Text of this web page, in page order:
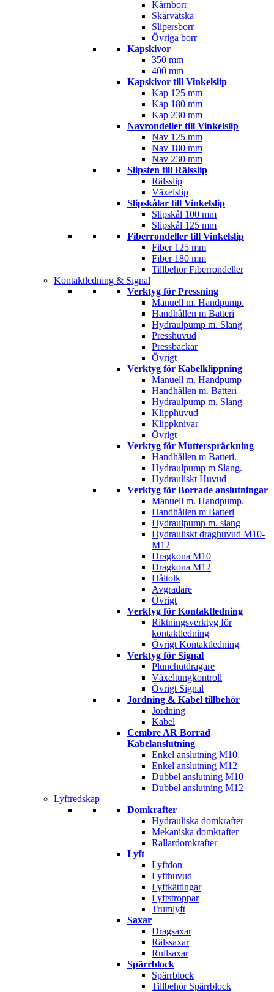
Kärnborr
Skärvätska
Slipersborr
Övriga borr
Kapskivor
350 mm
400 mm
Kapskivor till Vinkelslip
Kap 125 mm
Kap 180 mm
Kap 230 mm
Navrondeller till Vinkelslip
Nav 125 mm
Nav 180 mm
Nav 230 mm
Slipsten till Rälsslip
Rälsslip
Växelslip
Slipskålar till Vinkelslip
Slipskål 100 mm
Slipskål 125 mm
Fiberrondeller till Vinkelslip
Fiber 125 mm
Fiber 180 mm
Tillbehör Fiberrondeller
Kontaktledning & Signal
Verktyg för Pressning
Manuell m. Handpump.
Handhållen m Batteri
Hydraulpump m. Slang
Presshuvud
Pressbackar
Övrigt
Verktyg för Kabelklippning
Manuell m. Handpump
Handhållen m. Batteri
Hydraulpump m. Slang
Klipphuvud
Klippknivar
Övrigt
Verktyg för Mutterspräckning
Handhållen m Batteri.
Hydraulpump m Slang.
Hydrauliskt Huvud
Verktyg för Borrade anslutningar
Manuell m. Handpump.
Handhållen m Batteri
Hydraulpump m. slang
Hydrauliskt draghuvud M10-
M12
Dragkona M10
Dragkona M12
Håltolk
Avgradare
Övrigt
Verktyg för Kontaktledning
Riktningsverktyg för
kontaktledning
Övrigt Kontaktledning
Verktyg för Signal
Plunchutdragare
Växeltungkontroll
Övrigt Signal
Jordning & Kabel tillbehör
Jordning
Kabel
Cembre AR Borrad
Kabelanslutning
Enkel anslutning M10
Enkel anslutning M12
Dubbel anslutning M10
Dubbel anslutning M12
Lyftredskap
Domkrafter
Hydrauliska domkrafter
Mekaniska domkrafter
Rallardomkrafter
Lyft
Lyftdon
Lyfthuvud
Lyftkättingar
Lyftstroppar
Trumlyft
Saxar
Dragsaxar
Rälssaxar
Rullsaxar
Spärrblock
Spärrblock
Tillbehör Spärrblock